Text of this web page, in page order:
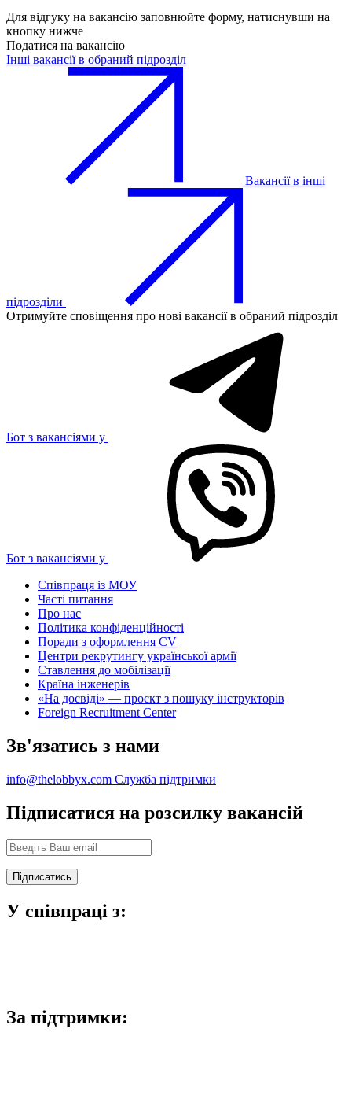
Для відгуку на вакансію заповнюйте форму, натиснувши на
кнопку нижче
Податися на вакансію
Інші вакансії в обраний підрозділ
Вакансії в інші
підрозділи
Отримуйте сповіщення про нові вакансії в обраний підрозділ
Бот з вакансіями у
Бот з вакансіями у
Співпраця із МОУ
Часті питання
Про нас
Політика конфіденційності
Поради з оформлення CV
Центри рекрутингу української армії
Ставлення до мобілізації
Країна інженерів
«На досвіді» — проєкт з пошуку інструкторів
Foreign Recruitment Center
Зв'язатись з нами
info@thelobbyx.com Служба підтримки
Підписатися на розсилку вакансій
У співпраці з:
За підтримки: